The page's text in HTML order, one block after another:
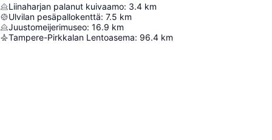
Liinaharjan palanut kuivaamo: 3.4 km
Ulvilan pesäpallokenttä: 7.5 km
Juustomeijerimuseo: 16.9 km
Tampere-Pirkkalan Lentoasema: 96.4 km